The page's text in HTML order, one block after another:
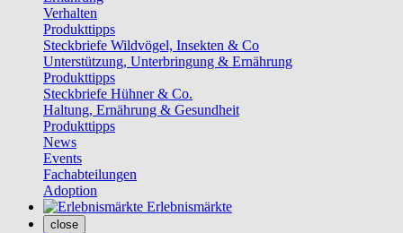
Verhalten
Produkttipps
Steckbriefe Wildvögel, Insekten & Co
Unterstützung, Unterbringung & Ernährung
Produkttipps
Steckbriefe Hühner & Co.
Haltung, Ernährung & Gesundheit
Produkttipps
News
Events
Fachabteilungen
Adoption
Erlebnismärkte
close